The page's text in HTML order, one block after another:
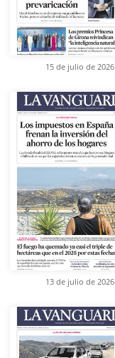
15 de julio de 2026
13 de julio de 2026